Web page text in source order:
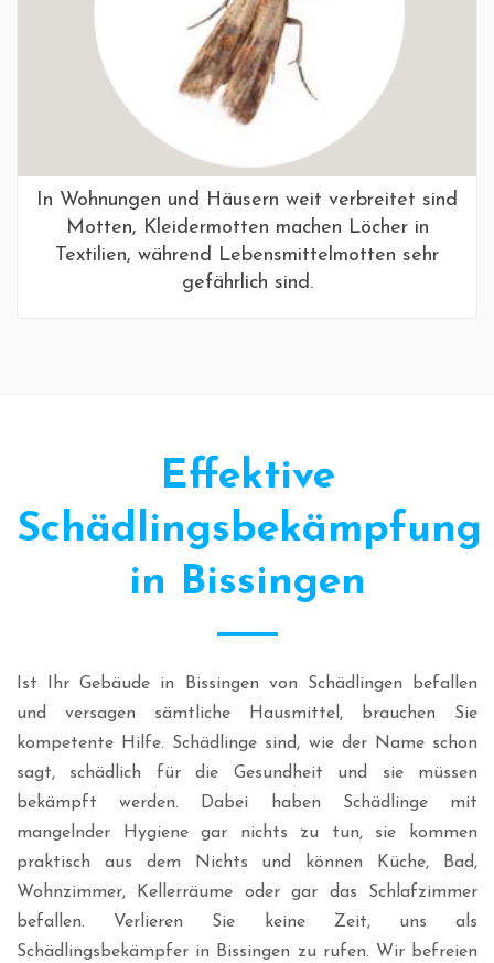
In Wohnungen und Häusern weit verbreitet sind
Motten, Kleidermotten machen Löcher in
Textilien, während Lebensmittelmotten sehr
gefährlich sind.
Effektive
Schädlingsbekämpfung
in Bissingen
Ist Ihr Gebäude in Bissingen von Schädlingen befallen
und versagen sämtliche Hausmittel, brauchen Sie
kompetente Hilfe. Schädlinge sind, wie der Name schon
sagt, schädlich für die Gesundheit und sie müssen
bekämpft werden. Dabei haben Schädlinge mit
mangelnder Hygiene gar nichts zu tun, sie kommen
praktisch aus dem Nichts und können Küche, Bad,
Wohnzimmer, Kellerräume oder gar das Schlafzimmer
befallen. Verlieren Sie keine Zeit, uns als
Schädlingsbekämpfer in Bissingen zu rufen. Wir befreien